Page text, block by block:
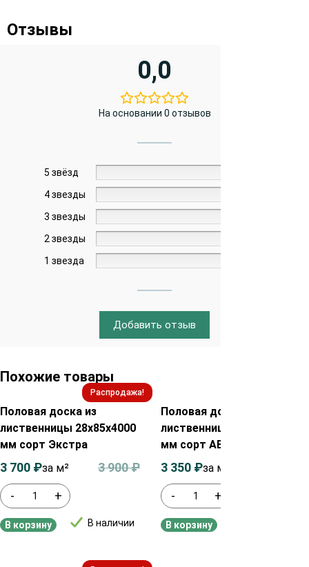
Отзывы
0,0
На основании 0 отзывов
5 звёзд
4 звезды
3 звезды
2 звезды
1 звезда
Добавить отзыв
Похожие товары
Распродажа!
Половая доска из
лиственницы 28х85х4000
мм сорт Экстра
- +
В наличии
3 900₽
3 700 ₽за м²
В корзину
Половая доска из
лиственницы 45х115х3000
мм сорт АВ
- +
3 350 ₽за м²
В корзину